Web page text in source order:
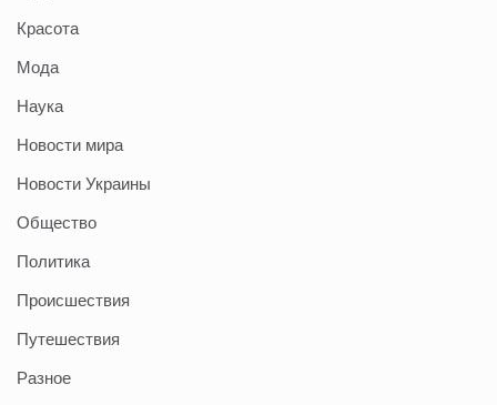
Красота
Мода
Наука
Новости мира
Новости Украины
Общество
Политика
Происшествия
Путешествия
Разное